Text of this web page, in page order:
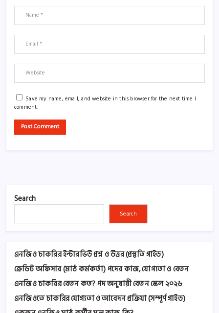
Save my name, email, and website in this browser for the next time I
comment.
Search
Search
এনজিও চাকরির ইন্টারভিউ প্রশ্ন ও উত্তর (প্রস্তুতি গাইড)
ক্রেডিট অফিসার (মাঠ কর্মকর্তা) পদের কাজ, যোগ্যতা ও বেতন
এনজিও চাকরির বেতন কত? পদ অনুযায়ী বেতন স্কেল ২০২৬
এনজিওতে চাকরির যোগ্যতা ও আবেদন প্রক্রিয়া (সম্পূর্ণ গাইড)